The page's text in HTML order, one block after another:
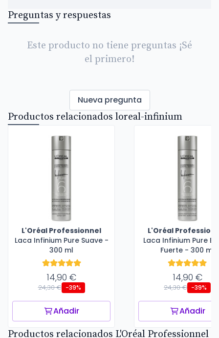
Preguntas y respuestas
Este producto no tiene preguntas ¡Sé
el primero!
Nueva pregunta
Productos relacionados loreal-infinium
L'Oréal Professionnel
Laca Infinium Pure Suave -
300 ml
14,90 €
24,30 € -39%
Añadir
L'Oréal
Laca Infinium Pure
Fuerte - 300 ml
14,90 €
24,30 € -39%
Añadir
Productos relacionados L'Oréal Professionnel